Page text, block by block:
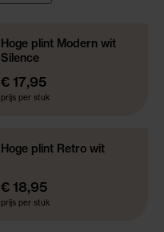
Hoge plint Modern wit
Silence
€ 17,95
prijs per stuk
Hoge plint Retro wit
€ 18,95
prijs per stuk